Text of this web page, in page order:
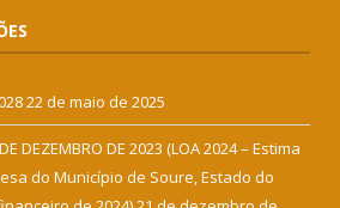
22 de maio de 2025
DEZEMBRO DE 2023 (LOA 2024 – Estima
do Município de Soure, Estado do